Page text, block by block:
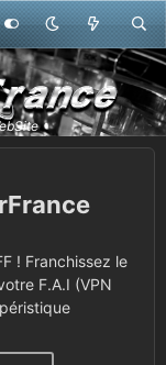
! Franchissez le
F.A.I (VPN